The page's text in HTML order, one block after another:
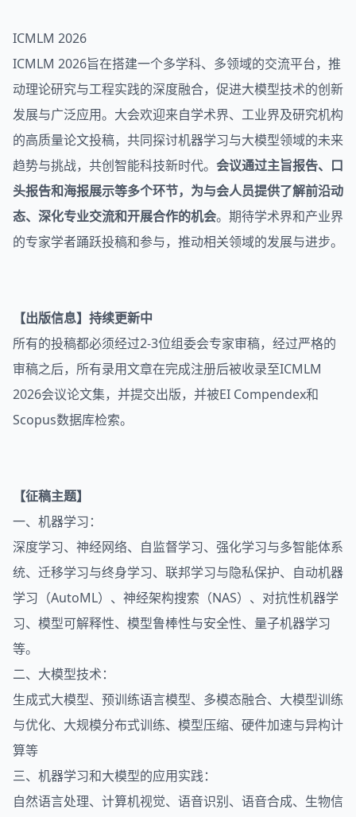
ICMLM 2026
ICMLM 2026旨在搭建一个多学科、多领域的交流平台，推
动理论研究与工程实践的深度融合，促进大模型技术的创新
发展与广泛应用。大会欢迎来自学术界、工业界及研究机构
的高质量论文投稿，共同探讨机器学习与大模型领域的未来
趋势与挑战，共创智能科技新时代。 会议通过主旨报告、口
头报告和海报展示等多个环节，为与会人员提供了解前沿动
态、深化专业交流和开展合作的机会。期待学术界和产业界
的专家学者踊跃投稿和参与，推动相关领域的发展与进步。
【出版信息】持续更新中
所有的投稿都必须经过2-3位组委会专家审稿，经过严格的
审稿之后，所有录用文章在完成注册后被收录至ICMLM
2026会议论文集，并提交出版，并被EI Compendex和
Scopus数据库检索。
【征稿主题】
一、机器学习：
深度学习、神经网络、自监督学习、强化学习与多智能体系
统、迁移学习与终身学习、联邦学习与隐私保护、自动机器
学习（AutoML）、神经架构搜索（NAS）、对抗性机器学
习、模型可解释性、模型鲁棒性与安全性、量子机器学习
等。
二、大模型技术：
生成式大模型、预训练语言模型、多模态融合、大模型训练
与优化、大规模分布式训练、模型压缩、硬件加速与异构计
算等
三、机器学习和大模型的应用实践：
自然语言处理、计算机视觉、语音识别、语音合成、生物信